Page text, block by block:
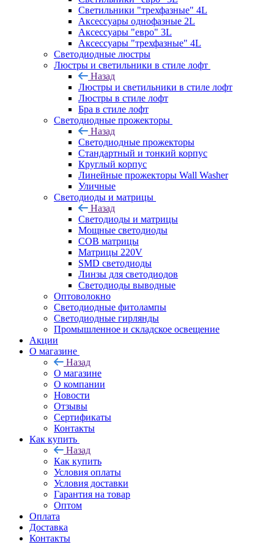
Светильники "трехфазные" 4L
Аксессуары однофазные 2L
Аксессуары "евро" 3L
Аксессуары "трехфазные" 4L
Светодиодные люстры
Люстры и светильники в стиле лофт
Назад
Люстры и светильники в стиле лофт
Люстры в стиле лофт
Бра в стиле лофт
Светодиодные прожекторы
Назад
Светодиодные прожекторы
Стандартный и тонкий корпус
Круглый корпус
Линейные прожекторы Wall Washer
Уличные
Светодиоды и матрицы
Назад
Светодиоды и матрицы
Мощные светодиоды
COB матрицы
Матрицы 220V
SMD светодиоды
Линзы для светодиодов
Светодиоды выводные
Оптоволокно
Светодиодные фитолампы
Светодиодные гирлянды
Промышленное и складское освещение
Акции
О магазине
Назад
О магазине
О компании
Новости
Отзывы
Сертификаты
Контакты
Как купить
Назад
Как купить
Условия оплаты
Условия доставки
Гарантия на товар
Оптом
Оплата
Доставка
Контакты